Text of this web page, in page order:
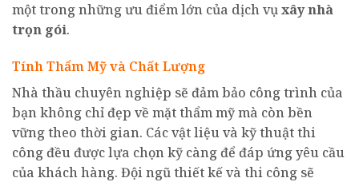
một trong những ưu điểm lớn của dịch vụxây nhà
trọn gói.
Tính Thẩm Mỹ và Chất Lượng
Nhà thầu chuyên nghiệp sẽ đảm bảo công trình của
bạn không chỉ đẹp về mặt thẩm mỹ mà còn bền
vững theo thời gian. Các vật liệu và kỹ thuật thi
công đều được lựa chọn kỹ càng để đáp ứng yêu cầu
của khách hàng. Đội ngũ thiết kế và thi công sẽ